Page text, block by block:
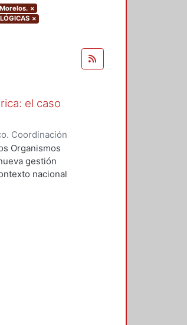
×
×
el caso
Coordinación
Organismos
gestión
nacional